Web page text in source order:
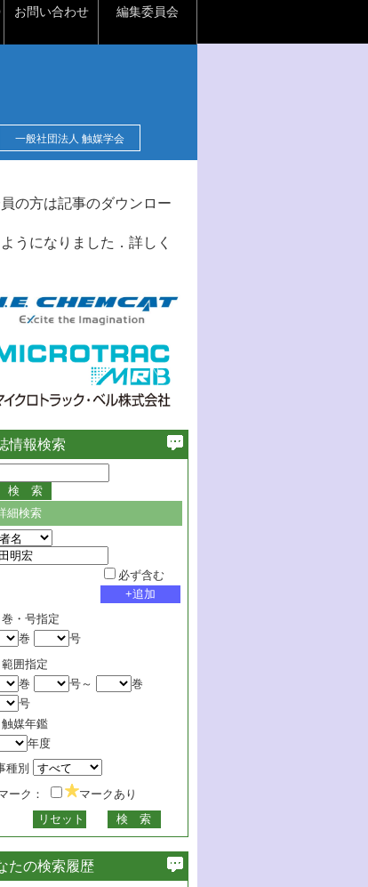
お問い合わせ 編集委員会
一般社団法人 触媒学会
の方は記事のダウンロー
うになりました．詳しく
情報検索
細検索
必ず含む
巻・号指定
巻
号
範囲指定
巻
号～
巻
号
触媒年鑑
年度
種別
ーク：
マークあり
たの検索履歴